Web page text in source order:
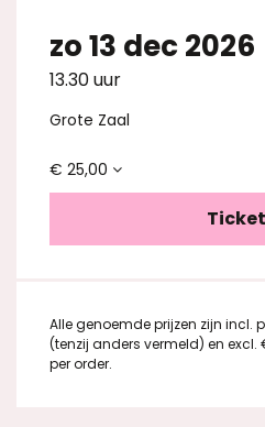
zo 13 dec 2026
13.30 uur
Grote Zaal
€ 25,00
Alle genoemde prijzen zijn incl.
(tenzij anders vermeld) en
per order.